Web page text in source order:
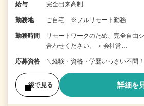
給与 完全出来高制
勤務地 ご自宅 ※フルリモート勤務
勤務時間
リモートワークのため、完全自由
合わせください。 ＜会社営…
応募資格 ＼経験・資格・学歴いっさい不問
後で見る 詳細を